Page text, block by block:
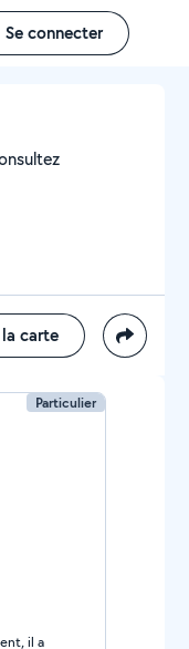
Se connecter
carte
Particulier
il a